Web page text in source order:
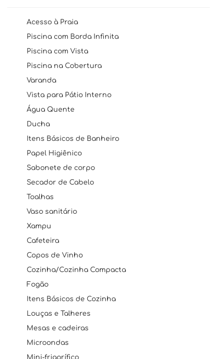
Acesso à Praia
Piscina com Borda Infinita
Piscina com Vista
Piscina na Cobertura
Varanda
Vista para Pátio Interno
Água Quente
Ducha
Itens Básicos de Banheiro
Papel Higiênico
Sabonete de corpo
Secador de Cabelo
Toalhas
Vaso sanitário
Xampu
Cafeteira
Copos de Vinho
Cozinha/Cozinha Compacta
Fogão
Itens Básicos de Cozinha
Louças e Talheres
Mesas e cadeiras
Microondas
Mini-frigorífico